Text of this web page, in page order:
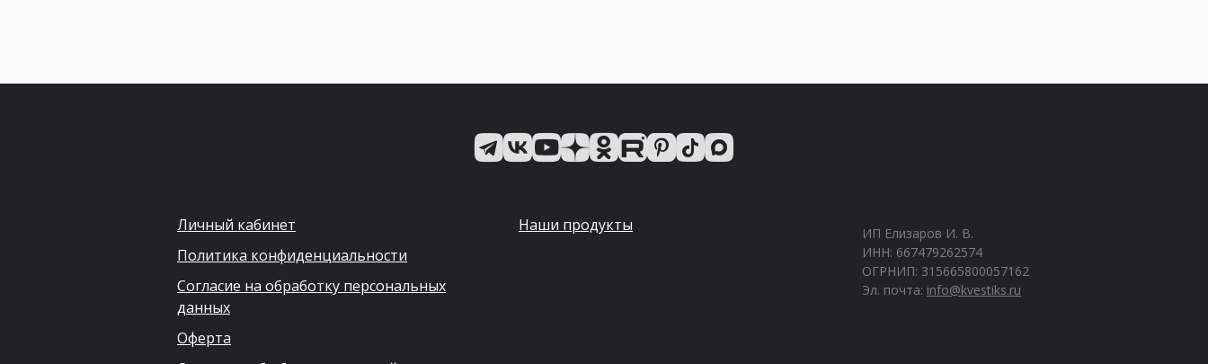
Личный кабинет
Политика конфиденциальности
Согласие на обработку персональных
данных
Оферта
Наши продукты
ИП Елизаров И. В.
ИНН: 667479262574
ОГРНИП: 315665800057162
Эл. почта: info@kvestiks.ru